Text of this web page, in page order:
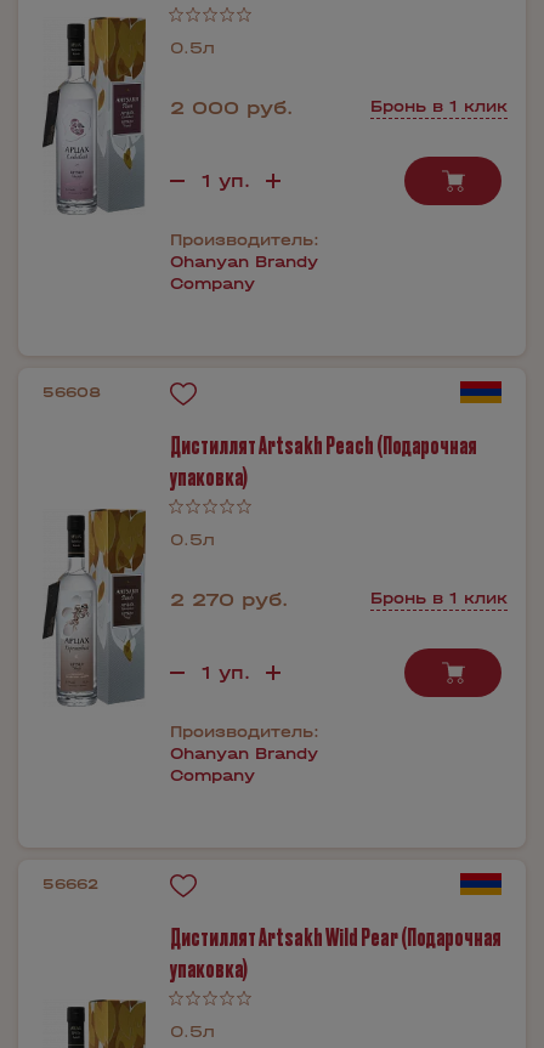
0.5л
2 000 руб. Бронь в 1 клик
Производитель:
Ohanyan Brandy
Company
56608
Дистиллят Artsakh Peach (Подарочная
упаковка)
0.5л
2 270 руб. Бронь в 1 клик
Производитель:
Ohanyan Brandy
Company
56662
Дистиллят Artsakh Wild Pear (Подарочная
упаковка)
0.5л